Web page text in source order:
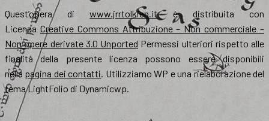
Quest’opera diwww.jrrtolkien.itè distribuita con
Licenza Creative Commons Attribuzione – Non commerciale –
Non opere derivate 3.0 Unported Permessi ulteriori rispetto alle
finalità della presente licenza possono essere disponibili
nella pagina dei contatti. Utilizziamo WP e una rielaborazione del
tema LightFolio di Dynamicwp.